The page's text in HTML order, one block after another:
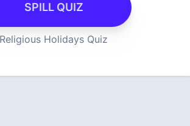
SPILL QUIZ
Religious Holidays Quiz